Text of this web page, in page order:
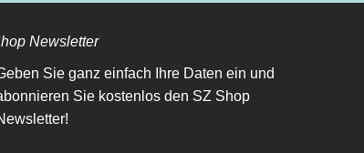
Newsletter
Sie ganz einfach Ihre Daten ein und
Sie kostenlos den SZ Shop